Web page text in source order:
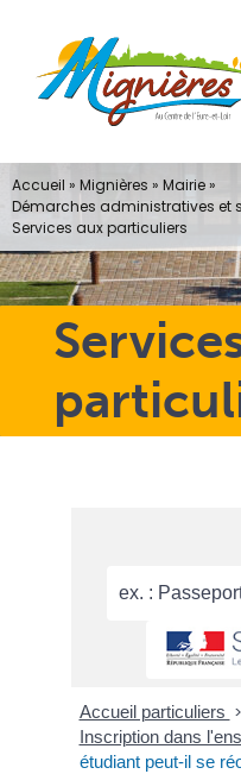
contenu
Accueil » Mignières » Mairie»
Démarches administratives et
Services aux particuliers
Accueil particuliers >
Inscription dans
étudiant peut-il se